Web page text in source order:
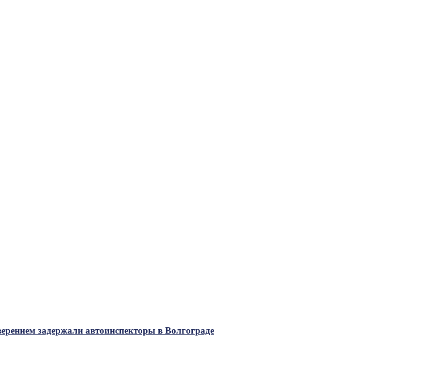
задержали автоинспекторы в Волгограде